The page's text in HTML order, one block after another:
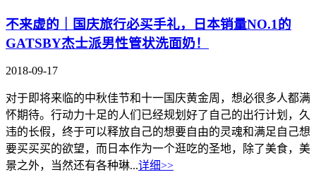
不来虚的｜国庆旅行必买手礼，日本销量NO.1的
GATSBY杰士派男性管状洗面奶！
2018-09-17
对于即将来临的中秋佳节和十一国庆黄金周，想必很多人都满
怀期待。行动力十足的人们已经规划好了自己的出行计划，久
违的长假，终于可以释放自己的想要自由的灵魂和满足自己想
要买买买的欲望，而日本作为一个逛吃的圣地，除了美食，美
景之外，当然还有各种琳...详细>>